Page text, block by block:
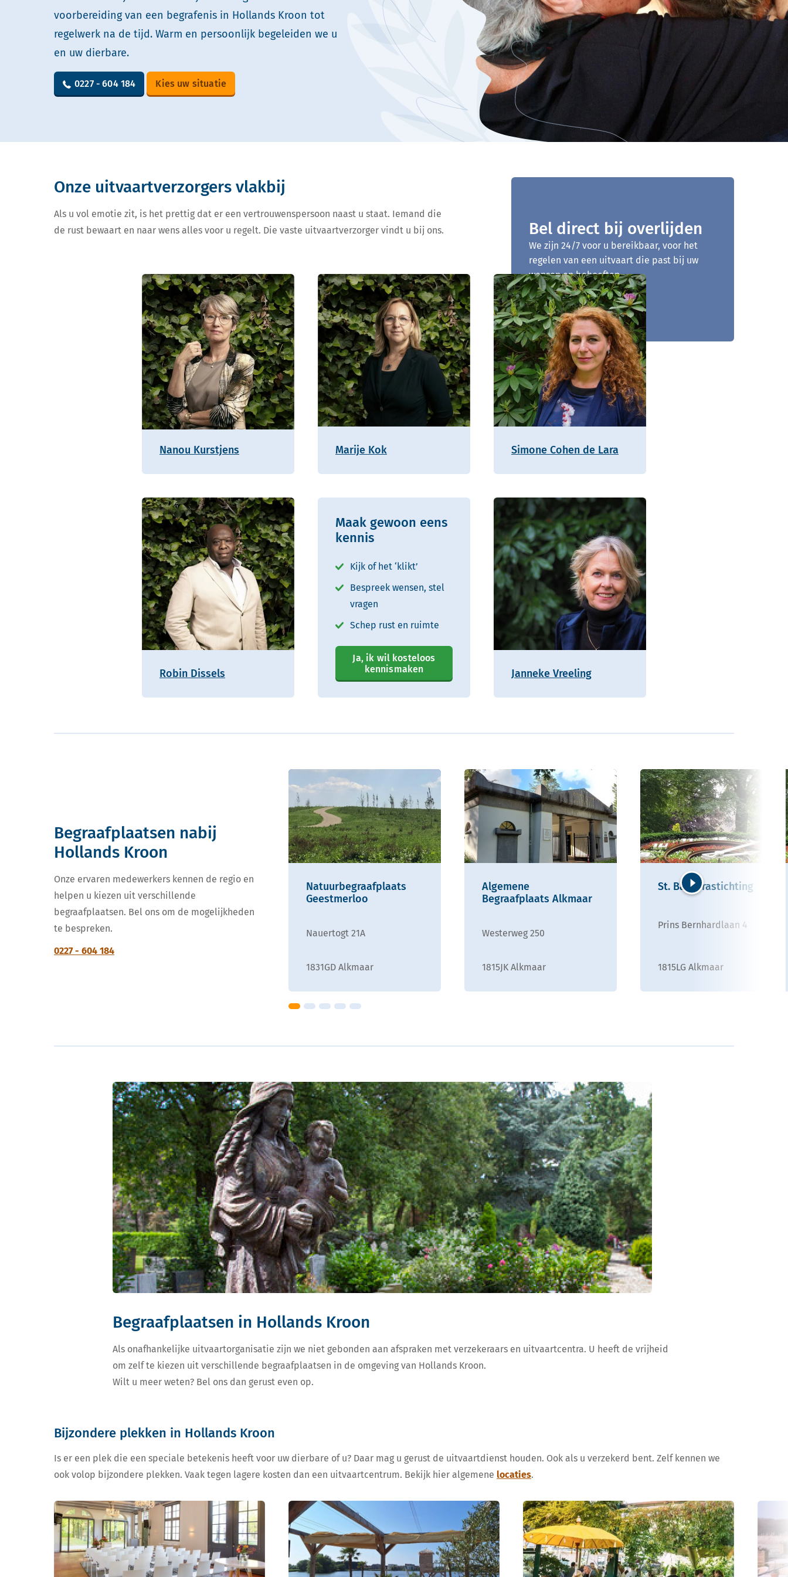
voorbereiding van een begrafenis in Hollands Kroon tot
regelwerk na de tijd. Warm en persoonlijk begeleiden we u
en uw dierbare.
0227 - 604 184 Kies uw situatie
Bel direct bij overlijden
We zijn 24/7 voor u bereikbaar, voor het
regelen van een uitvaart die past bij uw
wensen en behoeften.
0227 - 604 184
Onze uitvaartverzorgers vlakbij
Als u vol emotie zit, is het prettig dat er een vertrouwenspersoon naast u staat. Iemand die
de rust bewaart en naar wens alles voor u regelt. Die vaste uitvaartverzorger vindt u bij ons.
Nanou Kurstjens Marije Kok Simone Cohen de Lara
Robin Dissels
Maak gewoon eens
kennis
Kijk of het ‘klikt’
Bespreek wensen, stel
vragen
Schep rust en ruimte
Ja, ik wil kosteloos
kennismaken
Janneke Vreeling
Begraafplaatsen nabij
Hollands Kroon
Onze ervaren medewerkers kennen de regio en
helpen u kiezen uit verschillende
begraafplaatsen. Bel ons om de mogelijkheden
te bespreken.
0227 - 604 184
Natuurbegraafplaats
Geestmerloo
Nauertogt 21A
1831GD Alkmaar
Algemene
Begraafplaats Alkmaar
Westerweg 250
1815JK Alkmaar
St. Barbarastichting
Prins Bernhardlaan 4
1815LG Alkmaar
Begraafplaatsen in Hollands Kroon
Als onafhankelijke uitvaartorganisatie zijn we niet gebonden aan afspraken met verzekeraars en uitvaartcentra. U heeft de vrijheid
om zelf te kiezen uit verschillende begraafplaatsen in de omgeving van Hollands Kroon.
Wilt u meer weten? Bel ons dan gerust even op.
Bijzondere plekken in Hollands Kroon
Is er een plek die een speciale betekenis heeft voor uw dierbare of u? Daar mag u gerust de uitvaartdienst houden. Ook als u verzekerd bent. Zelf kennen we
ook volop bijzondere plekken. Vaak tegen lagere kosten dan een uitvaartcentrum. Bekijk hier algemene locaties.